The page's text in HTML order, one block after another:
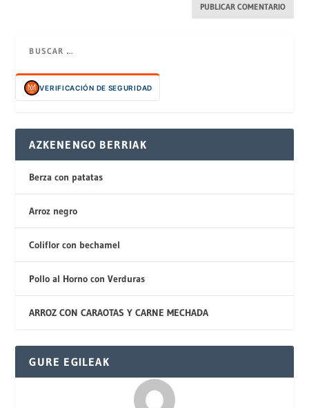
VERIFICACIÓN DE SEGURIDAD
AZKENENGO BERRIAK
Berza con patatas
Arroz negro
Coliflor con bechamel
Pollo al Horno con Verduras
ARROZ CON CARAOTAS Y CARNE MECHADA
GURE EGILEAK